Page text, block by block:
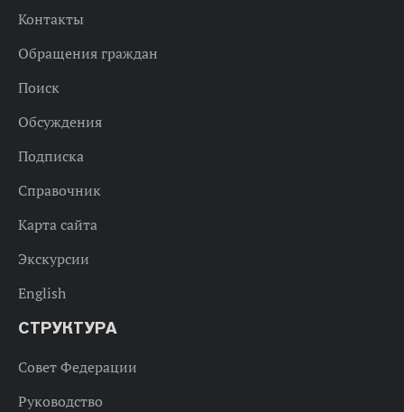
Контакты
Обращения граждан
Поиск
Обсуждения
Подписка
Справочник
Карта сайта
Экскурсии
English
СТРУКТУРА
Совет Федерации
Руководство